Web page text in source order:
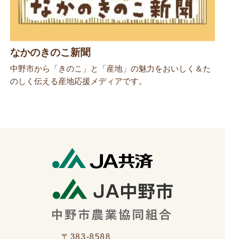
なかのきのこ新聞
中野市から「きのこ」と「産地」の魅力をおいしく＆た
のしく伝える産地応援メディアです。
〒383-8588